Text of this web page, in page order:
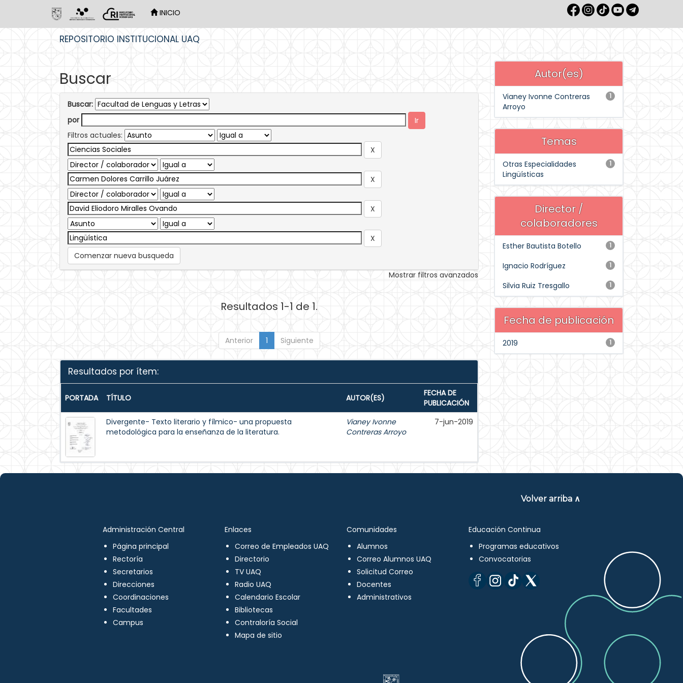
INICIO
REPOSITORIO INSTITUCIONAL UAQ
Buscar
Buscar:
por
Filtros actuales:
Comenzar nueva busqueda
Mostrar filtros avanzados
Resultados 1-1 de 1.
Anterior 1 Siguiente
Resultados por ítem:
PORTADA TÍTULO AUTOR(ES)
FECHA DE
PUBLICACIÓN
Divergente- Texto literario y fílmico- una propuesta
metodológica para la enseñanza de la literatura.
Vianey Ivonne
Contreras Arroyo
7-jun-2019
Autor(es)
1
Vianey Ivonne Contreras
Arroyo
Temas
1
Otras Especialidades
Lingüísticas
Director /
colaboradores
1
Esther Bautista Botello
1
Ignacio Rodríguez
1
Silvia Ruiz Tresgallo
Fecha de publicación
1
2019
Volver arriba ∧
Administración Central
Página principal
Rectoría
Secretarios
Direcciones
Coordinaciones
Facultades
Campus
Enlaces
Correo de Empleados UAQ
Directorio
TV UAQ
Radio UAQ
Calendario Escolar
Bibliotecas
Contraloría Social
Mapa de sitio
Comunidades
Alumnos
Correo Alumnos UAQ
Solicitud Correo
Docentes
Administrativos
Educación Continua
Programas educativos
Convocatorias